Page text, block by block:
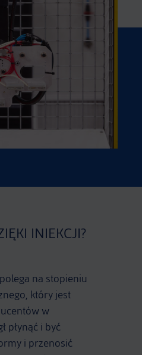
INIEKCJI?
na stopieniu
który jest
w
płynąć i być
i przenosić